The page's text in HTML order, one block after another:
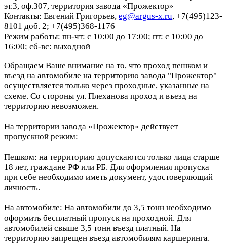
эт.3, оф.307, территория завода «Прожектор»
Контакты: Евгений Григорьев, eg@argus-x.ru, +7(495)123-
8101 доб. 2; +7(495)368-1176
Режим работы: пн-чт: с 10:00 до 17:00; пт: с 10:00 до
16:00; сб-вс: выходной
Обращаем Ваше внимание на то, что проход пешком и
въезд на автомобиле на территорию завода "Прожектор"
осуществляется только через проходные, указанные на
схеме. Со стороны ул. Плеханова проход и въезд на
территорию невозможен.
На территории завода «Прожектор» действует
пропускной режим:
Пешком: на территорию допускаются только лица старше
18 лет, граждане РФ или РБ. Для оформления пропуска
при себе необходимо иметь документ, удостоверяющий
личность.
На автомобиле: На автомобили до 3,5 тонн необходимо
оформить бесплатный пропуск на проходной. Для
автомобилей свыше 3,5 тонн въезд платный. На
территорию запрещен въезд автомобилям каршеринга.